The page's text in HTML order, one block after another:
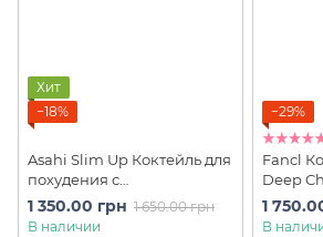
Хит
−18%
Asahi Slim Up Коктейль для
похудения с
трипептидным коллагеном
и аминокислотами Матча
1 350.00 грн 1 650.00 грн
В наличии
−29%
Fancl
Deep
шт на
1
В